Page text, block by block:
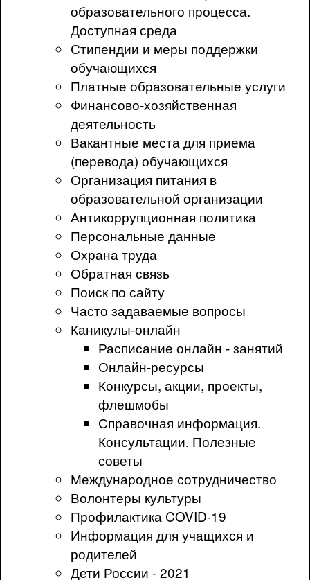
образовательного процесса.
Доступная среда
Стипендии и меры поддержки
обучающихся
Платные образовательные услуги
Финансово-хозяйственная
деятельность
Вакантные места для приема
(перевода) обучающихся
Организация питания в
образовательной организации
Антикоррупционная политика
Персональные данные
Охрана труда
Обратная связь
Поиск по сайту
Часто задаваемые вопросы
Каникулы-онлайн
Расписание онлайн - занятий
Онлайн-ресурсы
Конкурсы, акции, проекты,
флешмобы
Справочная информация.
Консультации. Полезные
советы
Международное сотрудничество
Волонтеры культуры
Профилактика COVID-19
Информация для учащихся и
родителей
Дети России - 2021